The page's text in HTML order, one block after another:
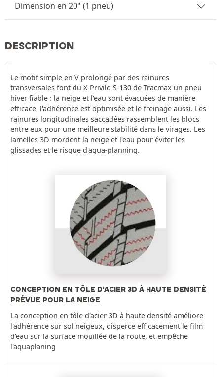
Dimension en 20" (1 pneu)
DESCRIPTION
Le motif simple en V prolongé par des rainures
transversales font du X-Privilo S-130 de Tracmax un pneu
hiver fiable : la neige et l'eau sont évacuées de manière
efficace, l'adhérence est optimisée et le freinage aussi. Les
rainures longitudinales saccadées rassemblent les blocs
entre eux pour une meilleure stabilité dans le virages. Les
lamelles 3D mordent la neige et l'eau pour éviter les
glissades et le risque d'aqua-planning.
CONCEPTION EN TÔLE D'ACIER 3D À HAUTE DENSITÉ
PRÉVUE POUR LA NEIGE
La conception en tôle d'acier 3D à haute densité améliore
l'adhérence sur sol neigeux, disperce efficacement le film
d'eau sur la surface mouillée de la route, et empêche
l'aquaplaning